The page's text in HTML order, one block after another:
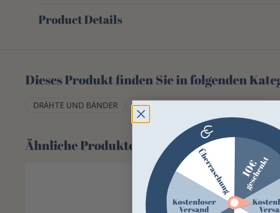
Product Details
Dieses Produkt finden Sie in folgenden
DRÄHTE UND BÄNDER ELEKTRISCHER WEIDEZAUNBAND
Ähnliche Produkte